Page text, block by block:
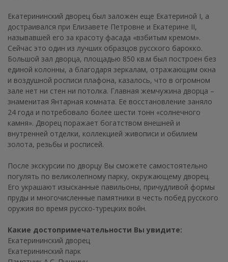
Екатерининский дворец был заложен еще Екатериной I, а
достраивался при Елизавете Петровне и Екатерине II,
называвшей его за красоту фасада «взбитым кремом».
Сейчас это один из лучших образцов русского барокко.
Большой зал дворца, площадью 850 кв.м был построен без
единой колонны, а благодаря зеркалам, отражающим окна
и воздушной росписи плафона, казалось, что в огромном
зале нет ни стен ни потолка. Главная жемчужина дворца –
знаменитая Янтарная комната. Ее восстановление заняло
24 года и потребовало более шести тонн «солнечного
камня». Дворец поражает богатством внешней и
внутренней отделки, коллекцией живописи и обилием
золота, резьбы и росписей.
После экскурсии по дворцу Вы сможете самостоятельно
погулять по великолепному парку, окружающему дворец.
Его украшают изысканные павильоны, причудливой формы
пруды и многочисленные памятники в честь побед русского
оружия во время русско-турецких войн.
Какие достопримечательности Вы увидите:
Екатерининский дворец
Екатерининский парк